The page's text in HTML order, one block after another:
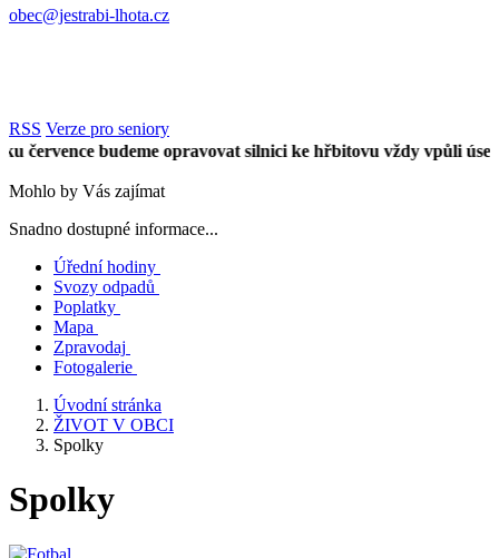
obec@jestrabi-lhota.cz
RSS Verze pro seniory
budeme opravovat silnici ke hřbitovu vždy vpůli
Mohlo by Vás zajímat
Snadno dostupné informace...
Úřední hodiny
Svozy odpadů
Poplatky
Mapa
Zpravodaj
Fotogalerie
Úvodní stránka
ŽIVOT V OBCI
Spolky
Spolky